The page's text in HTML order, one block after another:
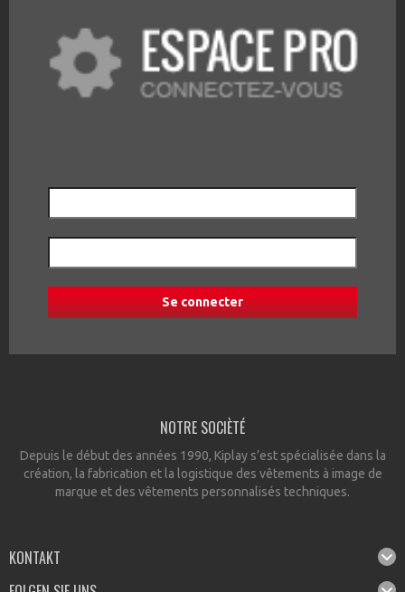
NOTRE SOCIÈTÉ
Depuis le début des années 1990, Kiplay s’est spécialisée dans la
création, la fabrication et la logistique des vêtements à image de
marque et des vêtements personnalisés techniques.
KONTAKT